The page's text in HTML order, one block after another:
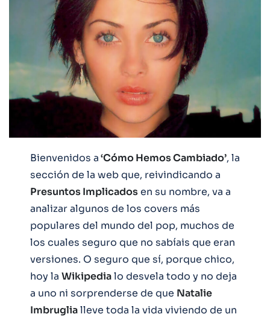
Bienvenidos a‘Cómo Hemos Cambiado’, la
sección de la web que, reivindicando a
Presuntos Implicadosen su nombre, va a
analizar algunos de los covers más
populares del mundo del pop, muchos de
los cuales seguro que no sabíais que eran
versiones. O seguro que sí, porque chico,
hoy la Wikipedialo desvela todo y no deja
a uno ni sorprenderse de que Natalie
Imbruglialleve toda la vida viviendo de un